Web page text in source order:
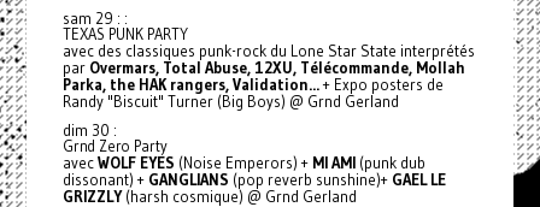
sam 29 : :
TEXAS PUNK PARTY
avec des classiques punk-rock du Lone Star State interprétés
par Overmars, Total Abuse, 12XU, Télécommande, Mollah
Parka, the HAK rangers, Validation...+ Expo posters de
Randy "Biscuit" Turner (Big Boys) @ Grnd Gerland
dim 30 :
Grnd Zero Party
avecWOLF EYES (Noise Emperors) + MI AMI(punk dub
dissonant) + GANGLIANS (pop reverb sunshine)+ GAEL LE
GRIZZLY(harsh cosmique) @ Grnd Gerland